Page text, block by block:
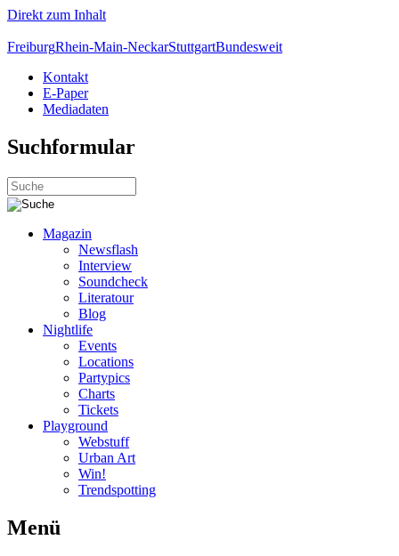
Direkt zum Inhalt
FreiburgRhein-Main-NeckarStuttgartBundesweit
Kontakt
E-Paper
Mediadaten
Suchformular
Magazin
Newsflash
Interview
Soundcheck
Literatour
Blog
Nightlife
Events
Locations
Partypics
Charts
Tickets
Playground
Webstuff
Urban Art
Win!
Trendspotting
Menü